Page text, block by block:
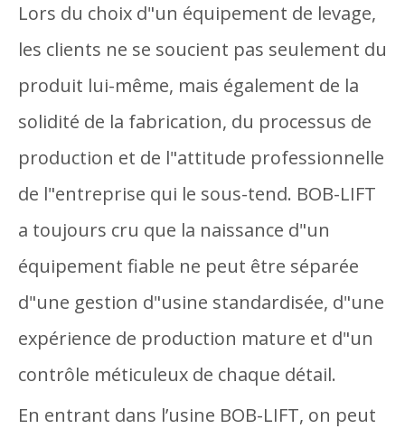
Lors du choix d"un équipement de levage,
les clients ne se soucient pas seulement du
produit lui-même, mais également de la
solidité de la fabrication, du processus de
production et de l"attitude professionnelle
de l"entreprise qui le sous-tend. BOB-LIFT
a toujours cru que la naissance d"un
équipement fiable ne peut être séparée
d"une gestion d"usine standardisée, d"une
expérience de production mature et d"un
contrôle méticuleux de chaque détail.
En entrant dans l’usine BOB-LIFT, on peut